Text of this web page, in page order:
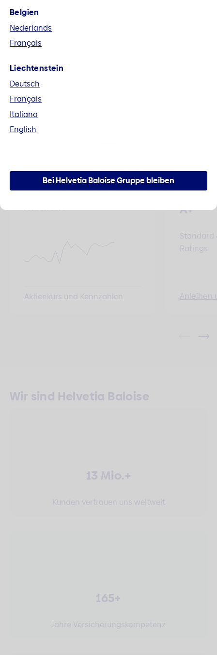
Fusion Helvetia und Baloise
Alle Unterlagen im Zusammenhang mit der
hier heruntergeladen werden.
Zahlen und Fakten
Aktienkurs
Aktienkurs und Kennzahlen
A+
Standard
Ratings
Anleihen
Wir sind Helvetia Baloise
13 Mio.+
Kunden vertrauen uns weltweit
165+
Jahre Versicherungskompetenz
Belgien
Nederlands
Français
Liechtenstein
Deutsch
Français
Italiano
English
Bei Helvetia Baloise Gruppe bleiben